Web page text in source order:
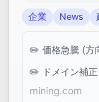
企業 News
価格急騰 (方
ドメイン補
mining.com